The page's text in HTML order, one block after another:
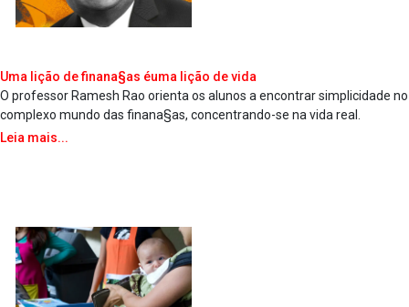
Uma lição de finana§as éuma lição de vida
O professor Ramesh Rao orienta os alunos a encontrar simplicidade no
complexo mundo das finana§as, concentrando-se na vida real.
Leia mais...